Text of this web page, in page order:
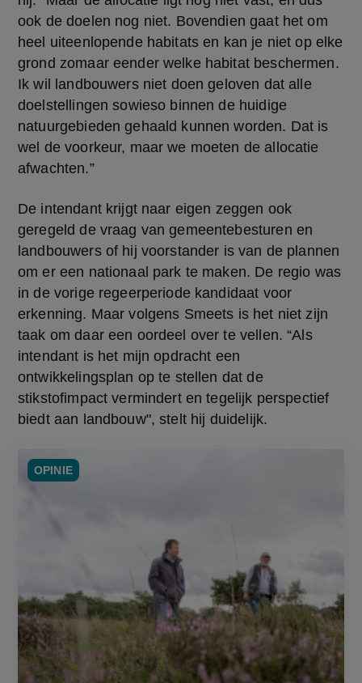
ook de doelen nog niet. Bovendien gaat het om
heel uiteenlopende habitats en kan je niet op elke
grond zomaar eender welke habitat beschermen.
Ik wil landbouwers niet doen geloven dat alle
doelstellingen sowieso binnen de huidige
natuurgebieden gehaald kunnen worden. Dat is
wel de voorkeur, maar we moeten de allocatie
afwachten.”
De intendant krijgt naar eigen zeggen ook
geregeld de vraag van gemeentebesturen en
landbouwers of hij voorstander is van de plannen
om er een nationaal park te maken. De regio was
in de vorige regeerperiode kandidaat voor
erkenning. Maar volgens Smeets is het niet zijn
taak om daar een oordeel over te vellen. “Als
intendant is het mijn opdracht een
ontwikkelingsplan op te stellen dat de
stikstofimpact vermindert en tegelijk perspectief
biedt aan landbouw", stelt hij duidelijk.
OPINIE